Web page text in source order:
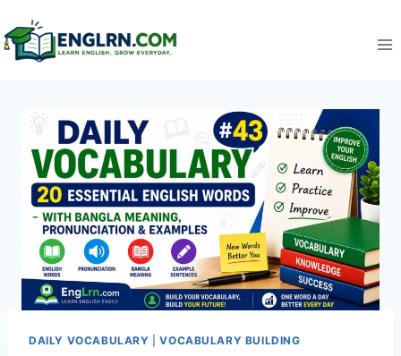
to
content
DAILY VOCABULARY |VOCABULARY BUILDING